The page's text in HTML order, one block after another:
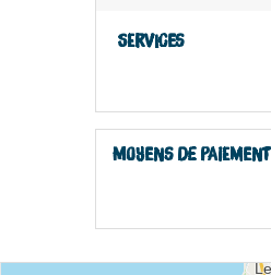
Services
Moyens de paiement